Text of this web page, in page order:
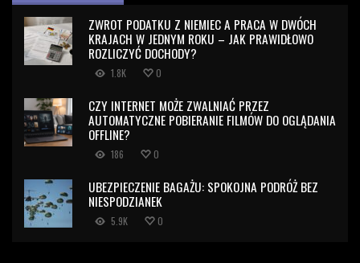
ZWROT PODATKU Z NIEMIEC A PRACA W DWÓCH
KRAJACH W JEDNYM ROKU – JAK PRAWIDŁOWO
ROZLICZYĆ DOCHODY?
1.8K 0
CZY INTERNET MOŻE ZWALNIAĆ PRZEZ
AUTOMATYCZNE POBIERANIE FILMÓW DO OGLĄDANIA
OFFLINE?
186 0
UBEZPIECZENIE BAGAŻU: SPOKOJNA PODRÓŻ BEZ
NIESPODZIANEK
5.9K 0